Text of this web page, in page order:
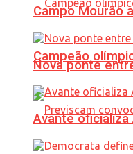
Campeão
Campo Mourão
Nova ponte
Avante